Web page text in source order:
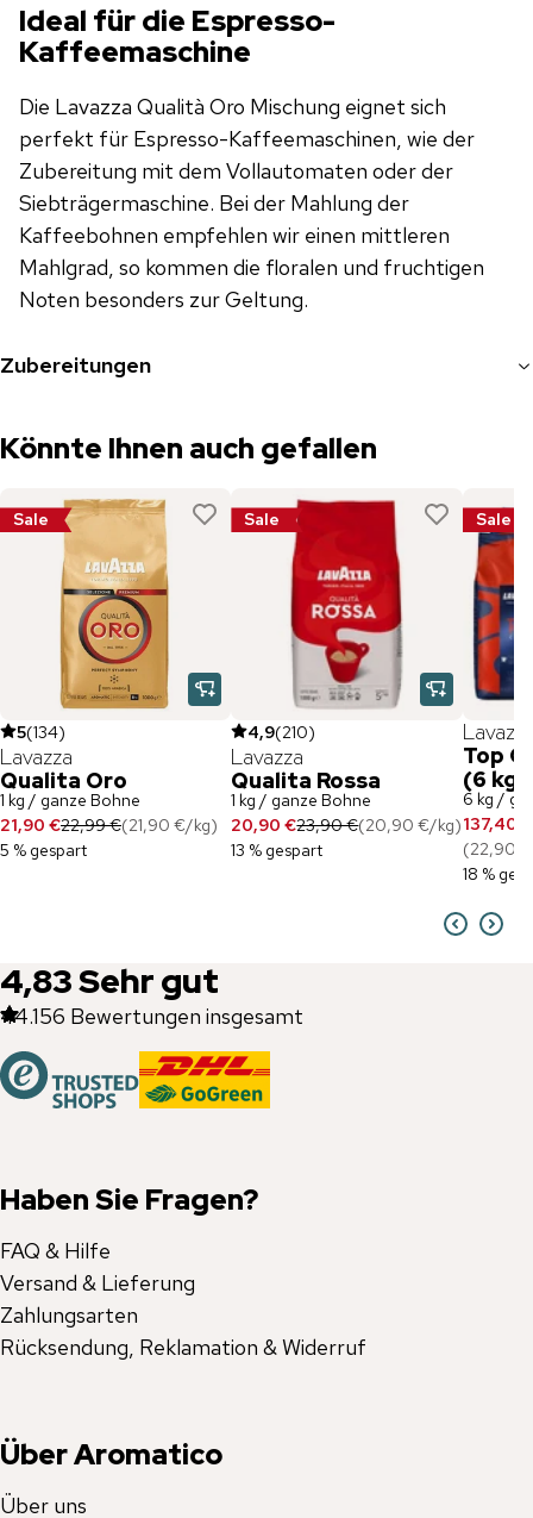
Ideal für die Espresso-
Kaffeemaschine
Die Lavazza Qualità Oro Mischung eignet sich
perfekt für Espresso-Kaffeemaschinen, wie der
Zubereitung mit dem Vollautomaten oder der
Siebträgermaschine. Bei der Mahlung der
Kaffeebohnen empfehlen wir einen mittleren
Mahlgrad, so kommen die floralen und fruchtigen
Noten besonders zur Geltung.
Zubereitungen
Könnte Ihnen auch gefallen
Sale
5(134)
Lavazza
Qualita Oro
1 kg / ganze Bohne
21,90 €22,99 €(21,90 €/kg)
5 % gespart
Sale
4,9(210)
Lavazza
Qualita Rossa
1 kg / ganze Bohne
20,90 €23,90 €(20,90 €/kg)
13 % gespart
Sale
Top
(6 kg)
6 kg /
137,40 €
(22,90 €
18 %
4,83Sehr gut
44.156 Bewertungen insgesamt
Haben Sie Fragen?
FAQ & Hilfe
Versand & Lieferung
Zahlungsarten
Rücksendung, Reklamation & Widerruf
Über Aromatico
Über uns